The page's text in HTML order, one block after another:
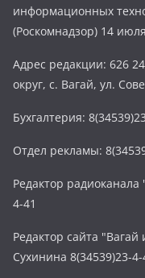
информационных
(Роскомнадзор) 14
Адрес редакции: 626
округ, с. Вагай, ул.
Бухгалтерия:
Отдел рекламы:
Редактор
4-41
Редактор сайта
Сухинина 8(34539)23-4-